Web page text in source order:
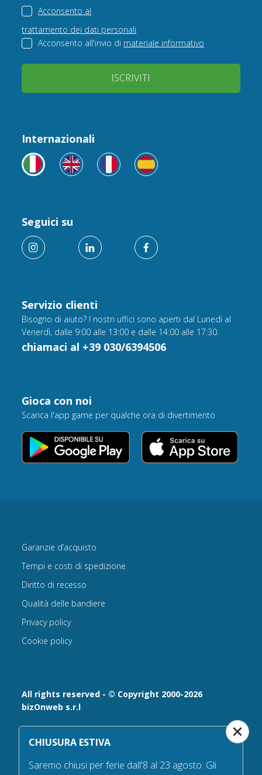
Acconsento al
trattamento dei dati personali
Acconsento all'invio di materiale informativo
ISCRIVITI
Servizio clienti
Bisogno di aiuto? I nostri uffici sono aperti dal Lunedì al
Venerdì, dalle 9:00 alle 13:00 e dalle 14:00 alle 17:30.
chiamaci al +39 030/6394506
Internazionali
Seguici su
Gioca con noi
Scarica l'app game per qualche ora di divertimento
All rights reserved - © Copyright 2000-2026
bizOnweb s.r.l
Via Fratelli Bandiera 18, 25122 - Brescia, Italia
P.IVA 02232630984 - Iscrizione presso la Camera di
n° REA 432569 Capitale sociale versato Euro 25.000,00.
Garanzie d’acquisto
Tempi e costi di spedizione
Diritto di recesso
Qualità delle bandiere
Privacy policy
Cookie policy
CHIUSURA ESTIVA
Saremo chiusi per ferie dall'8 al 23 agosto. Gli